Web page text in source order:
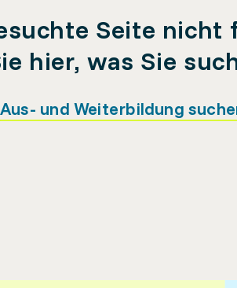
Seite nicht
hier, was Sie
Aus- und Weiterbildung